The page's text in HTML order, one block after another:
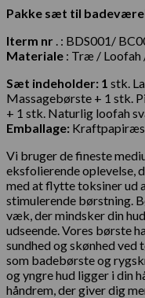
Pakke sæt til
️Iterm nr . : BDS001/
Materiale : Træ / Loofah
Sæt indeholder: 1 stk.
Massagebørste + 1 stk.
+ 1 stk. Naturlig loofah
Emballage:
Vi bruger de fineste
eksfolierende oplevelse,
med at flytte toksiner ud
stimulerende børstning.
væk, der mindsker din
udseende. Vores børste
sundhed og skønhed
som badebørste og
og yngre hud ligger i din
håndrem, der giver dig